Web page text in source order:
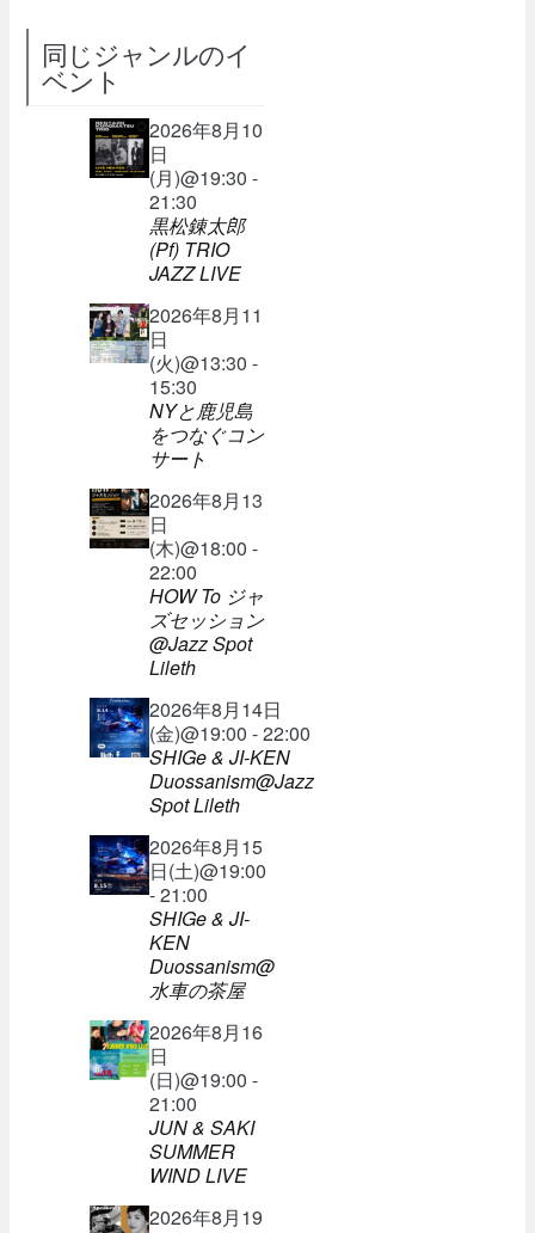
同じジャンルのイ
ベント
2026年8月10
日
(月)@19:30 -
21:30
黒松錬太郎
(Pf) TRIO
JAZZ LIVE
2026年8月11
日
(火)@13:30 -
15:30
NYと鹿児島
をつなぐコン
サート
2026年8月13
日
(木)@18:00 -
22:00
HOW To ジャ
ズセッション
@Jazz Spot
Lileth
2026年8月14日
(金)@19:00 - 22:00
SHIGe & JI-KEN
Duossanism@Jazz
Spot Lileth
2026年8月15
日(土)@19:00
- 21:00
SHIGe & JI-
KEN
Duossanism@
水車の茶屋
2026年8月16
日
(日)@19:00 -
21:00
JUN & SAKI
SUMMER
WIND LIVE
2026年8月19